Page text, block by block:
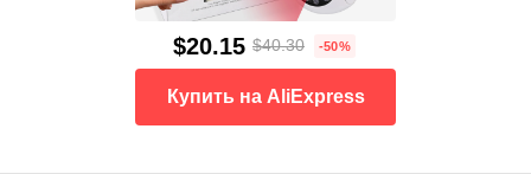
$20.15 $40.30 -50%
Купить на AliExpress